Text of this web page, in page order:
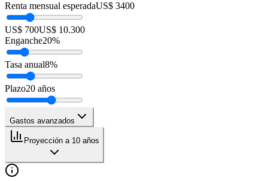
Renta mensual esperadaUS$ 3400
US$ 700US$ 10.300
Enganche20%
Tasa anual8%
Plazo20 años
Gastos avanzados
Proyección a 10 años